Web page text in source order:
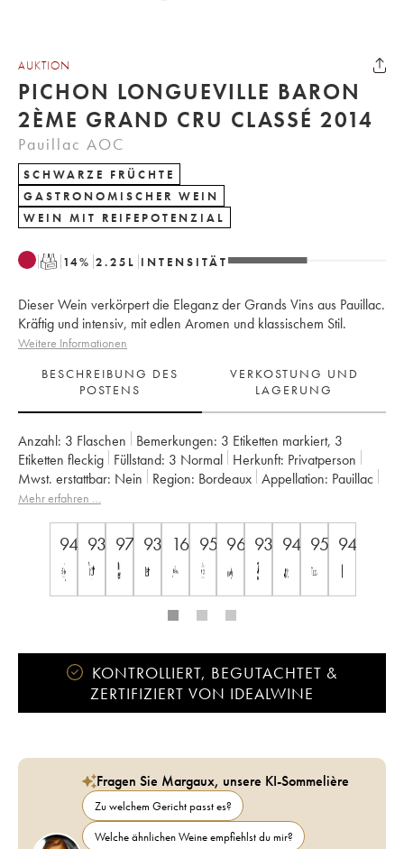
AUKTION
PICHON LONGUEVILLE BARON
2ÈME GRAND CRU CLASSÉ 2014
Pauillac AOC
SCHWARZE FRÜCHTE
GASTRONOMISCHER WEIN
WEIN MIT REIFEPOTENZIAL
T 14% 2.25 L INTENSITÄT
Dieser Wein verkörpert die Eleganz der Grands Vins aus Pauillac.
Kräftig und intensiv, mit edlen Aromen und klassischem Stil.
Weitere Informationen
BESCHREIBUNG DES
POSTENS
VERKOSTUNG UND
LAGERUNG
Anzahl: 3 Flaschen Bemerkungen: 3 Etiketten markiert, 3
Etiketten fleckig Füllstand: 3 Normal Herkunft:
privatperson
Mwst. erstattbar:
nein Region: Bordeaux Appellation: Pauillac
Klassifizierung:
Mehr erfahren …
94 93 97 93 16.5++
95 96 93 94 95 94
KONTROLLIERT, BEGUTACHTET &
ZERTIFIZIERT VON IDEALWINE
Fragen Sie Margaux, unsere KI-Sommelière
Zu welchem Gericht passt es?
Welche ähnlichen Weine empfiehlst du mir?